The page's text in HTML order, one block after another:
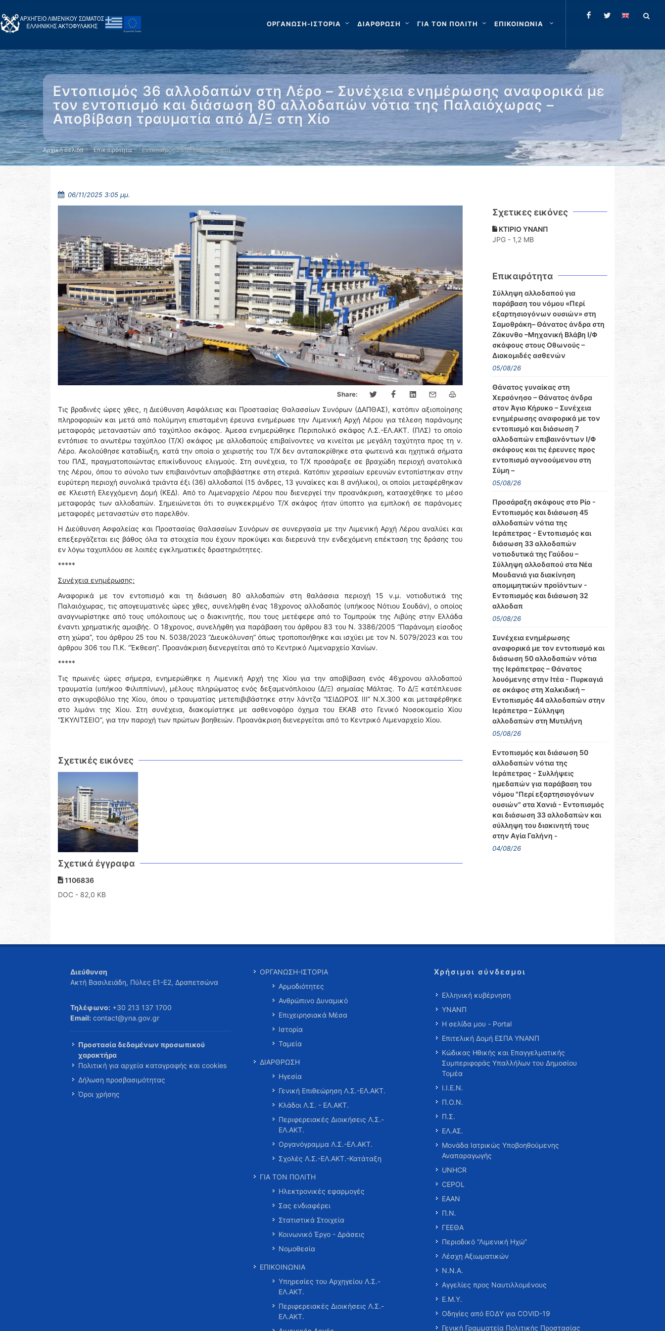
ΟΡΓΑΝΩΣΗ-ΙΣΤΟΡΙΑ ΔΙΑΡΘΡΩΣΗ ΓΙΑ ΤΟΝ ΠΟΛΙΤΗ ΕΠΙΚΟΙΝΩΝΙΑ
Εντοπισμός 36 αλλοδαπών στη Λέρο – Συνέχεια ενημέρωσης αναφορικά με
τον εντοπισμό και διάσωση 80 αλλοδαπών νότια της Παλαιόχωρας –
Αποβίβαση τραυματία από Δ/Ξ στη Χίο
Αρχική σελίδα Επικαιρότητα Εντοπισμός 36 αλλοδαπών στη …
06/11/2025 3:05 μμ.
Share:
Τις βραδινές ώρες χθες, η Διεύθυνση Ασφάλειας και Προστασίας Θαλασσίων Συνόρων (ΔΑΠΘΑΣ), κατόπιν αξιοποίησης
πληροφοριών και μετά από πολύμηνη επισταμένη έρευνα ενημέρωσε την Λιμενική Αρχή Λέρου για τέλεση παράνομης
μεταφοράς μεταναστών από ταχύπλοο σκάφος. Άμεσα ενημερώθηκε Περιπολικό σκάφος Λ.Σ.-ΕΛ.ΑΚΤ. (ΠΛΣ) το οποίο
εντόπισε το ανωτέρω ταχύπλοο (Τ/Χ) σκάφος με αλλοδαπούς επιβαίνοντες να κινείται με μεγάλη ταχύτητα προς τη ν.
Λέρο. Ακολούθησε καταδίωξη, κατά την οποία ο χειριστής του Τ/Χ δεν ανταποκρίθηκε στα φωτεινά και ηχητικά σήματα
του ΠΛΣ, πραγματοποιώντας επικίνδυνους ελιγμούς. Στη συνέχεια, το Τ/Χ προσάραξε σε βραχώδη περιοχή ανατολικά
της Λέρου, όπου το σύνολο των επιβαινόντων αποβιβάστηκε στη στεριά. Κατόπιν χερσαίων ερευνών εντοπίστηκαν στην
ευρύτερη περιοχή συνολικά τριάντα έξι (36) αλλοδαποί (15 άνδρες, 13 γυναίκες και 8 ανήλικοι), οι οποίοι μεταφέρθηκαν
σε Κλειστή Ελεγχόμενη Δομή (ΚΕΔ). Από το Λιμεναρχείο Λέρου που διενεργεί την προανάκριση, κατασχέθηκε το μέσο
μεταφοράς των αλλοδαπών. Σημειώνεται ότι το συγκεκριμένο Τ/Χ σκάφος ήταν ύποπτο για εμπλοκή σε παράνομες
μεταφορές μεταναστών στο παρελθόν.
Η Διεύθυνση Ασφαλείας και Προστασίας Θαλασσίων Συνόρων σε συνεργασία με την Λιμενική Αρχή Λέρου αναλύει και
επεξεργάζεται εις βάθος όλα τα στοιχεία που έχουν προκύψει και διερευνά την ενδεχόμενη επέκταση της δράσης του
εν λόγω ταχυπλόου σε λοιπές εγκληματικές δραστηριότητες.
*****
Συνέχεια ενημέρωσης:
Αναφορικά με τον εντοπισμό και τη διάσωση 80 αλλοδαπών στη θαλάσσια περιοχή 15 ν.μ. νοτιοδυτικά της
Παλαιόχωρας, τις απογευματινές ώρες χθες, συνελήφθη ένας 18χρονος αλλοδαπός (υπήκοος Νότιου Σουδάν), ο οποίος
αναγνωρίστηκε από τους υπόλοιπους ως ο διακινητής, που τους μετέφερε από το Τομπρούκ της Λιβύης στην Ελλάδα
έναντι χρηματικής αμοιβής. Ο 18χρονος, συνελήφθη για παράβαση του άρθρου 83 του Ν. 3386/2005 “Παράνομη είσοδος
στη χώρα”, του άρθρου 25 του Ν. 5038/2023 “Διευκόλυνση” όπως τροποποιήθηκε και ισχύει με τον Ν. 5079/2023 και του
άρθρου 306 του Π.Κ. “Έκθεση”. Προανάκριση διενεργείται από το Κεντρικό Λιμεναρχείο Χανίων.
*****
Τις πρωινές ώρες σήμερα, ενημερώθηκε η Λιμενική Αρχή της Χίου για την αποβίβαση ενός 46χρονου αλλοδαπού
τραυματία (υπήκοο Φιλιππίνων), μέλους πληρώματος ενός δεξαμενόπλοιου (Δ/Ξ) σημαίας Μάλτας. Το Δ/Ξ κατέπλευσε
στο αγκυροβόλιο της Χίου, όπου ο τραυματίας μετεπιβιβάστηκε στην λάντζα “ΙΣΙΔΩΡΟΣ ΙΙΙ” Ν.Χ.300 και μεταφέρθηκε
στο λιμάνι της Χίου. Στη συνέχεια, διακομίστηκε με ασθενοφόρο όχημα του ΕΚΑΒ στο Γενικό Νοσοκομείο Χίου
“ΣΚΥΛΙΤΣΕΙΟ”, για την παροχή των πρώτων βοηθειών. Προανάκριση διενεργείται από το Κεντρικό Λιμεναρχείο Χίου.
Σχετικές εικόνες
Σχετικά έγγραφα
1106836
DOC - 82,0 KB
Σχετικες εικόνες
ΚΤΙΡΙΟ ΥΝΑΝΠ
JPG - 1,2 MB
Επικαιρότητα
Σύλληψη αλλοδαπού για
παράβαση του νόμου «Περί
εξαρτησιογόνων ουσιών» στη
Σαμοθράκη– Θάνατος άνδρα στη
Ζάκυνθο –Μηχανική Βλάβη Ι/Φ
σκάφους στους Οθωνούς –
Διακομιδές ασθενών
05/08/26
Θάνατος γυναίκας στη
Χερσόνησο – Θάνατος άνδρα
στον Άγιο Κήρυκο – Συνέχεια
ενημέρωσης αναφορικά με τον
εντοπισμό και διάσωση 7
αλλοδαπών επιβαινόντων Ι/Φ
σκάφους και τις έρευνες προς
εντοπισμό αγνοούμενου στη
Σύμη –
05/08/26
Προσάραξη σκάφους στο Ρίο -
Εντοπισμός και διάσωση 45
αλλοδαπών νότια της
Ιεράπετρας - Εντοπισμός και
διάσωση 33 αλλοδαπών
νοτιοδυτικά της Γαύδου –
Σύλληψη αλλοδαπού στα Νέα
Μουδανιά για διακίνηση
απομιμητικών προϊόντων -
Εντοπισμός και διάσωση 32
αλλοδαπ
05/08/26
Συνέχεια ενημέρωσης
αναφορικά με τον εντοπισμό και
διάσωση 50 αλλοδαπών νότια
της Ιεράπετρας – Θάνατος
λουόμενης στην Ιτέα - Πυρκαγιά
σε σκάφος στη Χαλκιδική –
Εντοπισμός 44 αλλοδαπών στην
Ιεράπετρα – Σύλληψη
αλλοδαπών στη Μυτιλήνη
05/08/26
Εντοπισμός και διάσωση 50
αλλοδαπών νότια της
Ιεράπετρας - Συλλήψεις
ημεδαπών για παράβαση του
νόμου "Περί εξαρτησιογόνων
ουσιών" στα Χανιά - Εντοπισμός
και διάσωση 33 αλλοδαπών και
σύλληψη του διακινητή τους
στην Αγία Γαλήνη -
04/08/26
Διεύθυνση
Ακτή Βασιλειάδη, Πύλες Ε1-Ε2, Δραπετσώνα
Τηλέφωνο: +30 213 137 1700
Email: contact@yna.gov.gr
Προστασία δεδομένων προσωπικού
χαρακτήρα
Πολιτική για αρχεία καταγραφής και cookies
Δήλωση προσβασιμότητας
Όροι χρήσης
ΟΡΓΑΝΩΣΗ-ΙΣΤΟΡΙΑ
Αρμοδιότητες
Ανθρώπινο Δυναμικό
Επιχειρησιακά Μέσα
Ιστορία
Ταμεία
ΔΙΑΡΘΡΩΣΗ
Ηγεσία
Γενική Επιθεώρηση Λ.Σ.-ΕΛ.ΑΚΤ.
Κλάδοι Λ.Σ. - ΕΛ.ΑΚΤ.
Περιφερειακές Διοικήσεις Λ.Σ.-
ΕΛ.ΑΚΤ.
Οργανόγραμμα Λ.Σ.-ΕΛ.ΑΚΤ.
Σχολές Λ.Σ.-ΕΛ.ΑΚΤ.-Κατάταξη
ΓΙΑ ΤΟΝ ΠΟΛΙΤΗ
Ηλεκτρονικές εφαρμογές
Σας ενδιαφέρει
Στατιστικά Στοιχεία
Κοινωνικό Έργο - Δράσεις
Νομοθεσία
ΕΠΙΚΟΙΝΩΝΙΑ
Υπηρεσίες του Αρχηγείου Λ.Σ.-
ΕΛ.ΑΚΤ.
Περιφερειακές Διοικήσεις Λ.Σ.-
ΕΛ.ΑΚΤ.
Χρήσιμοι σύνδεσμοι
Ελληνική κυβέρνηση
ΥΝΑΝΠ
Η σελίδα μου - Portal
Επιτελική Δομή ΕΣΠΑ ΥΝΑΝΠ
Κώδικας Ηθικής και Επαγγελματικής
Συμπεριφοράς Υπαλλήλων του Δημοσίου
Τομέα
Ι.Ι.Ε.Ν.
Π.Ο.Ν.
Π.Σ.
ΕΛ.ΑΣ.
Μονάδα Ιατρικώς Υποβοηθούμενης
Αναπαραγωγής
UNHCR
CEPOL
ΕΑΑΝ
Π.Ν.
ΓΕΕΘΑ
Περιοδικό “Λιμενική Ηχώ”
Λέσχη Αξιωματικών
Ν.Ν.Α.
Αγγελίες προς Ναυτιλλομένους
Ε.Μ.Υ.
Οδηγίες από ΕΟΔΥ για COVID-19
Γενική Γραμματεία Πολιτικής Προστασίας